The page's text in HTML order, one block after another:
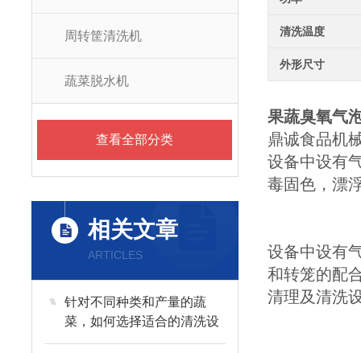
周转筐清洗机
蔬菜脱水机
查看全部分类
相关文章
ARTICLES
针对不同种类和产量的蔬
菜，如何选择适合的清洗设
备？
清洗温度
外形尺寸
果蔬臭氧气
鼎诚食品机
设备中设有
毒固色，漂
设备中设有
和转笼的配
清理及清洗